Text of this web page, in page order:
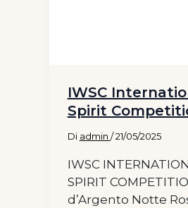
IWSC
Spirit
Di admin /21/05/2025
IWSC
SPIRIT
d’Argento Notte